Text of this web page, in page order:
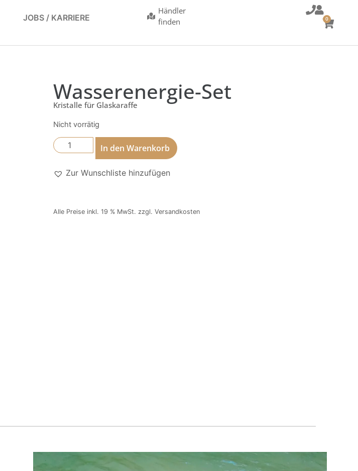
JOBS / KARRIERE
Händler
finden
0
Wasserenergie-Set
Kristalle für Glaskaraffe
Nicht vorrätig
In den Warenkorb
Zur Wunschliste hinzufügen
Alle Preise inkl. 19 % MwSt. zzgl. Versandkosten